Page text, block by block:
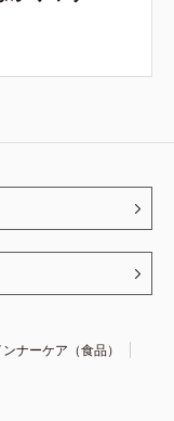
ンナーケア（食品）